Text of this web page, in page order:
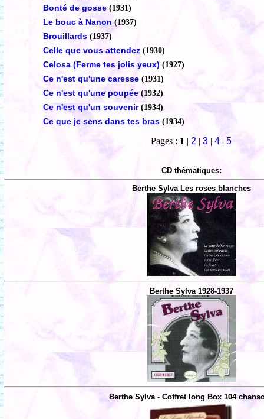
Bonté de gosse (1931)
Le bouc à Nanon (1937)
Brouillards (1937)
Celle que vous attendez (1930)
Celosa (Ferme tes jolis yeux) (1927)
Ce n'est qu'une caresse (1931)
Ce n'est qu'une poupée (1932)
Ce n'est qu'un souvenir (1934)
Ce que je sens dans tes bras (1934)
Pages : 1 | 2 |3 |4 |5
CD thèmatiques:
Berthe Sylva Les roses blanches
Berthe Sylva 1928-1937
Berthe Sylva - Coffret long Box 104